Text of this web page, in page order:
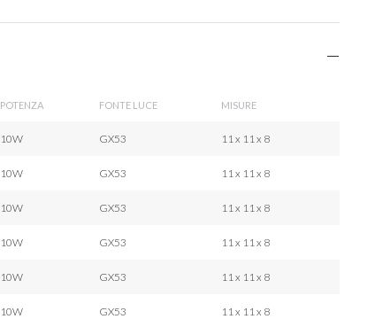
POTENZA FONTE LUCE MISURE
10W GX53 11 x 11 x 8
10W GX53 11 x 11 x 8
10W GX53 11 x 11 x 8
10W GX53 11 x 11 x 8
10W GX53 11 x 11 x 8
10W GX53 11 x 11 x 8